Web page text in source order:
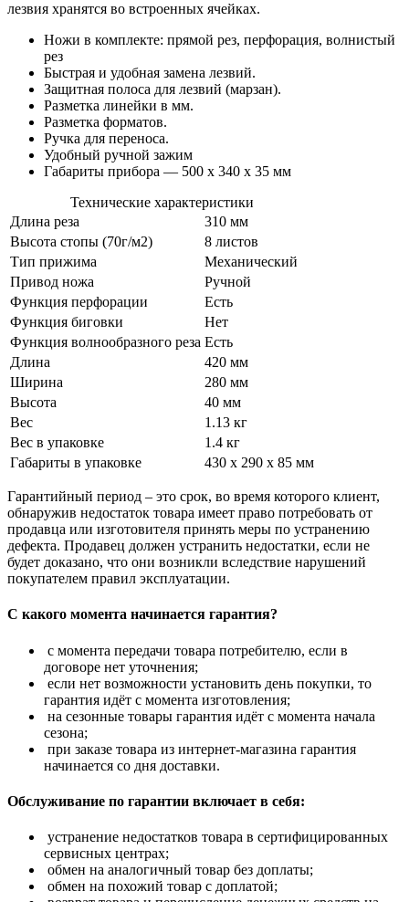
лезвия хранятся во встроенных ячейках.
Ножи в комплекте: прямой рез, перфорация, волнистый
рез
Быстрая и удобная замена лезвий.
Защитная полоса для лезвий (марзан).
Разметка линейки в мм.
Разметка форматов.
Ручка для переноса.
Удобный ручной зажим
Габариты прибора — 500 x 340 x 35 мм
Технические характеристики
Длина реза
310 мм
Высота стопы (70г/м2)
8 листов
Тип прижима
Механический
Привод ножа
Ручной
Функция перфорации
Есть
Функция биговки
Нет
Функция волнообразного реза Есть
Длина
420 мм
Ширина
280 мм
Высота
40 мм
Вес
1.13 кг
Вес в упаковке
1.4 кг
Габариты в упаковке
430 x 290 x 85 мм
Гарантийный период – это срок, во время которого клиент,
обнаружив недостаток товара имеет право потребовать от
продавца или изготовителя принять меры по устранению
дефекта. Продавец должен устранить недостатки, если не
будет доказано, что они возникли вследствие нарушений
покупателем правил эксплуатации.
С какого момента начинается гарантия?
с момента передачи товара потребителю, если в
договоре нет уточнения;
если нет возможности установить день покупки, то
гарантия идёт с момента изготовления;
на сезонные товары гарантия идёт с момента начала
сезона;
при заказе товара из интернет-магазина гарантия
начинается со дня доставки.
Обслуживание по гарантии включает в себя:
устранение недостатков товара в сертифицированных
сервисных центрах;
обмен на аналогичный товар без доплаты;
обмен на похожий товар с доплатой;